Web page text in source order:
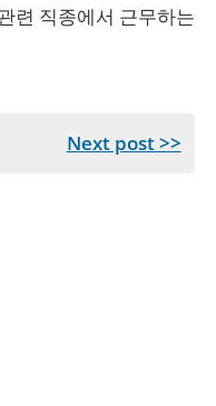
련 직종에서 근무하는
Next post >>